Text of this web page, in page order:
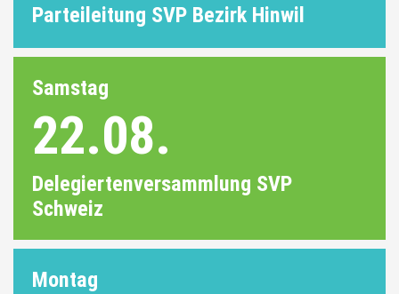
Parteileitung SVP Bezirk Hinwil
Samstag
22.08.
Delegiertenversammlung SVP
Schweiz
Montag